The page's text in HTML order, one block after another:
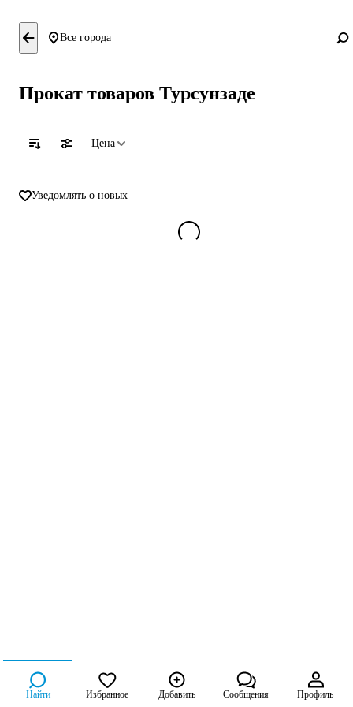
Все города
Прокат товаров Турсунзаде
Цена
Уведомлять о новых
Найти Избранное Добавить Сообщения Профиль